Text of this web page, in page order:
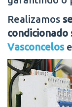
Realizamos
condicionado
Vasconcelos